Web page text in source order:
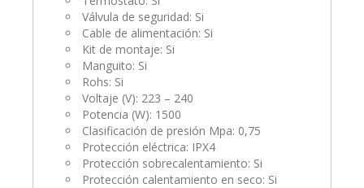
Válvula de seguridad: Si
Cable de alimentación: Si
Kit de montaje: Si
Manguito: Si
Rohs: Si
Voltaje (V): 223 – 240
Potencia (W): 1500
Clasificación de presión Mpa: 0,75
Protección eléctrica: IPX4
Protección sobrecalentamiento: Si
Protección calentamiento en seco: Si